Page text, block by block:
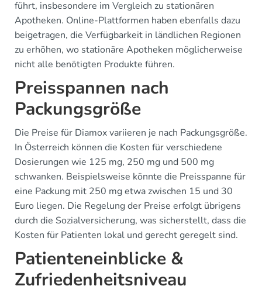
führt, insbesondere im Vergleich zu stationären
Apotheken. Online-Plattformen haben ebenfalls dazu
beigetragen, die Verfügbarkeit in ländlichen Regionen
zu erhöhen, wo stationäre Apotheken möglicherweise
nicht alle benötigten Produkte führen.
Preisspannen nach
Packungsgröße
Die Preise für Diamox variieren je nach Packungsgröße.
In Österreich können die Kosten für verschiedene
Dosierungen wie 125 mg, 250 mg und 500 mg
schwanken. Beispielsweise könnte die Preisspanne für
eine Packung mit 250 mg etwa zwischen 15 und 30
Euro liegen. Die Regelung der Preise erfolgt übrigens
durch die Sozialversicherung, was sicherstellt, dass die
Kosten für Patienten lokal und gerecht geregelt sind.
Patienteneinblicke &
Zufriedenheitsniveau